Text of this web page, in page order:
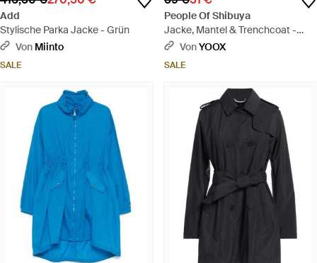
Add
Stylische Parka Jacke - Grün
Von Miinto
SALE
People Of Shibuya
Jacke, Mantel & Trenchcoat -
BlauVonYOOX
SALE